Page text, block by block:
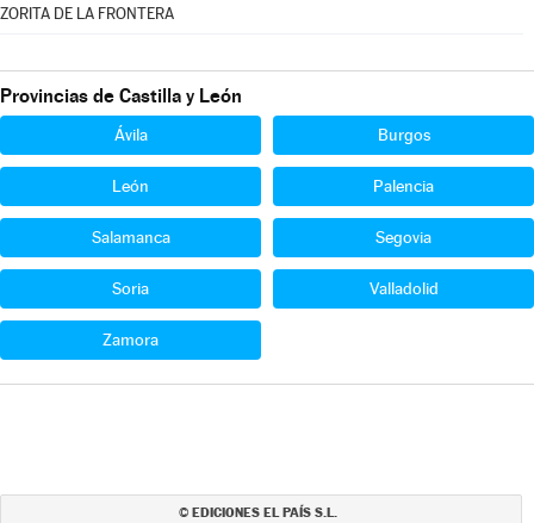
ZORITA DE LA FRONTERA
Provincias de Castilla y León
Ávila Burgos
León Palencia
Salamanca Segovia
Soria Valladolid
Zamora
© EDICIONES EL PAÍS S.L.